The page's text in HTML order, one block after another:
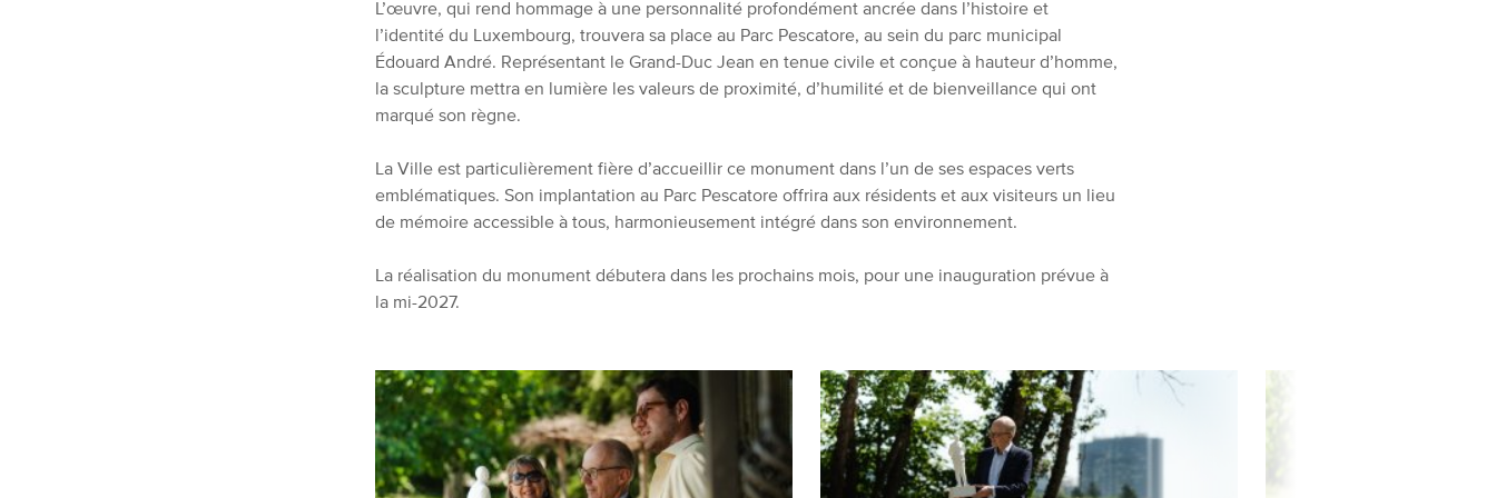
L’œuvre, qui rend hommage à une personnalité profondément ancrée dans l’histoire et
l’identité du Luxembourg, trouvera sa place au Parc Pescatore, au sein du parc municipal
Édouard André. Représentant le Grand-Duc Jean en tenue civile et conçue à hauteur d’homme,
la sculpture mettra en lumière les valeurs de proximité, d’humilité et de bienveillance qui ont
marqué son règne.
La Ville est particulièrement fière d’accueillir ce monument dans l’un de ses espaces verts
emblématiques. Son implantation au Parc Pescatore offrira aux résidents et aux visiteurs un lieu
de mémoire accessible à tous, harmonieusement intégré dans son environnement.
La réalisation du monument débutera dans les prochains mois, pour une inauguration prévue à
la mi-2027.